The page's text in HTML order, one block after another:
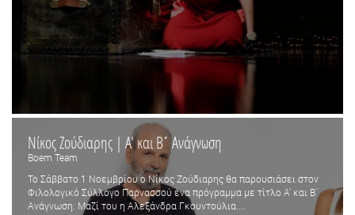
Νίκος Ζούδιαρης | Α' και Β΄ Ανάγνωση
Boem Team
Το Σάββατο 1 Νοεμβρίου ο Νίκος Ζούδιαρης θα παρουσιάσει στον
Φιλολογικό Σύλλογο Παρνασσού ένα πρόγραμμα με τίτλο Α' και Β΄
Ανάγνωση. Μαζί του η Αλεξάνδρα Γκουντούλια....